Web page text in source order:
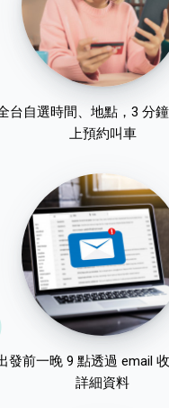
台自選時間、地點，3 分
上預約叫車
發前一晚 9 點透過 email
詳細資料